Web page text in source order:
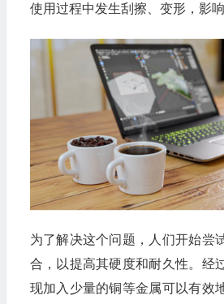
使用过程中发生刮擦、变形，影
为了解决这个问题，人们开始尝
合，以提高其硬度和耐久性。经
现加入少量的铜等金属可以有效